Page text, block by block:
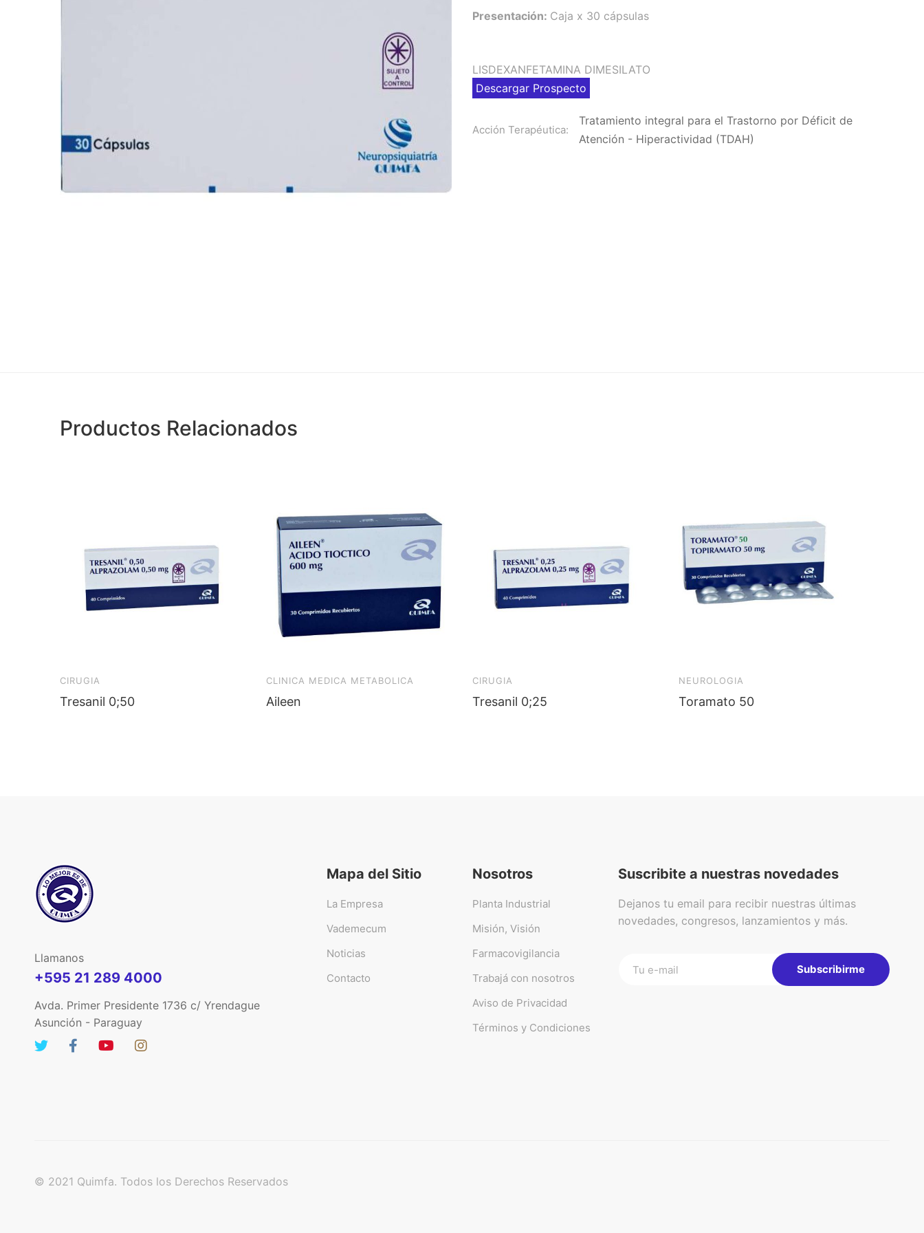
Presentación: Caja x 30 cápsulas
LISDEXANFETAMINA DIMESILATO
Descargar Prospecto
Acción Terapéutica:
Tratamiento integral para el Trastorno por Déficit de
Atención - Hiperactividad (TDAH)
Productos Relacionados
CIRUGIA
Tresanil 0;50
CLINICA MEDICA METABOLICA
Aileen
CIRUGIA
Tresanil 0;25
NEUROLOGIA
Toramato 50
Llamanos
+595 21 289 4000
Avda. Primer Presidente 1736 c/ Yrendague
Asunción - Paraguay
Mapa del Sitio
La Empresa
Vademecum
Noticias
Contacto
Nosotros
Planta Industrial
Misión, Visión
Farmacovigilancia
Trabajá con nosotros
Aviso de Privacidad
Términos y Condiciones
Suscribite a nuestras novedades
Dejanos tu email para recibir nuestras últimas
novedades, congresos, lanzamientos y más.
Subscribirme
© 2021 Quimfa. Todos los Derechos Reservados